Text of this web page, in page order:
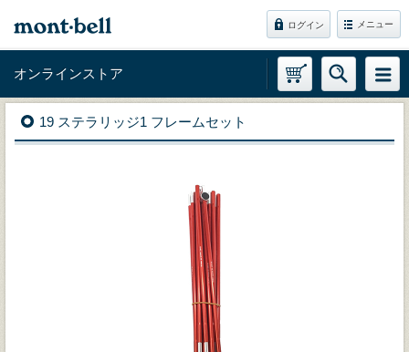
ログイン メニュー
オンラインストア
19 ステラリッジ1 フレームセット